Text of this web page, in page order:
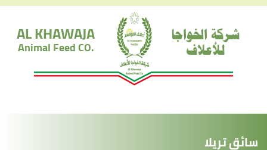
شركة الخواجا
للأعلاف
AL KHAWAJA
Animal Feed CO.
سائق تريلا